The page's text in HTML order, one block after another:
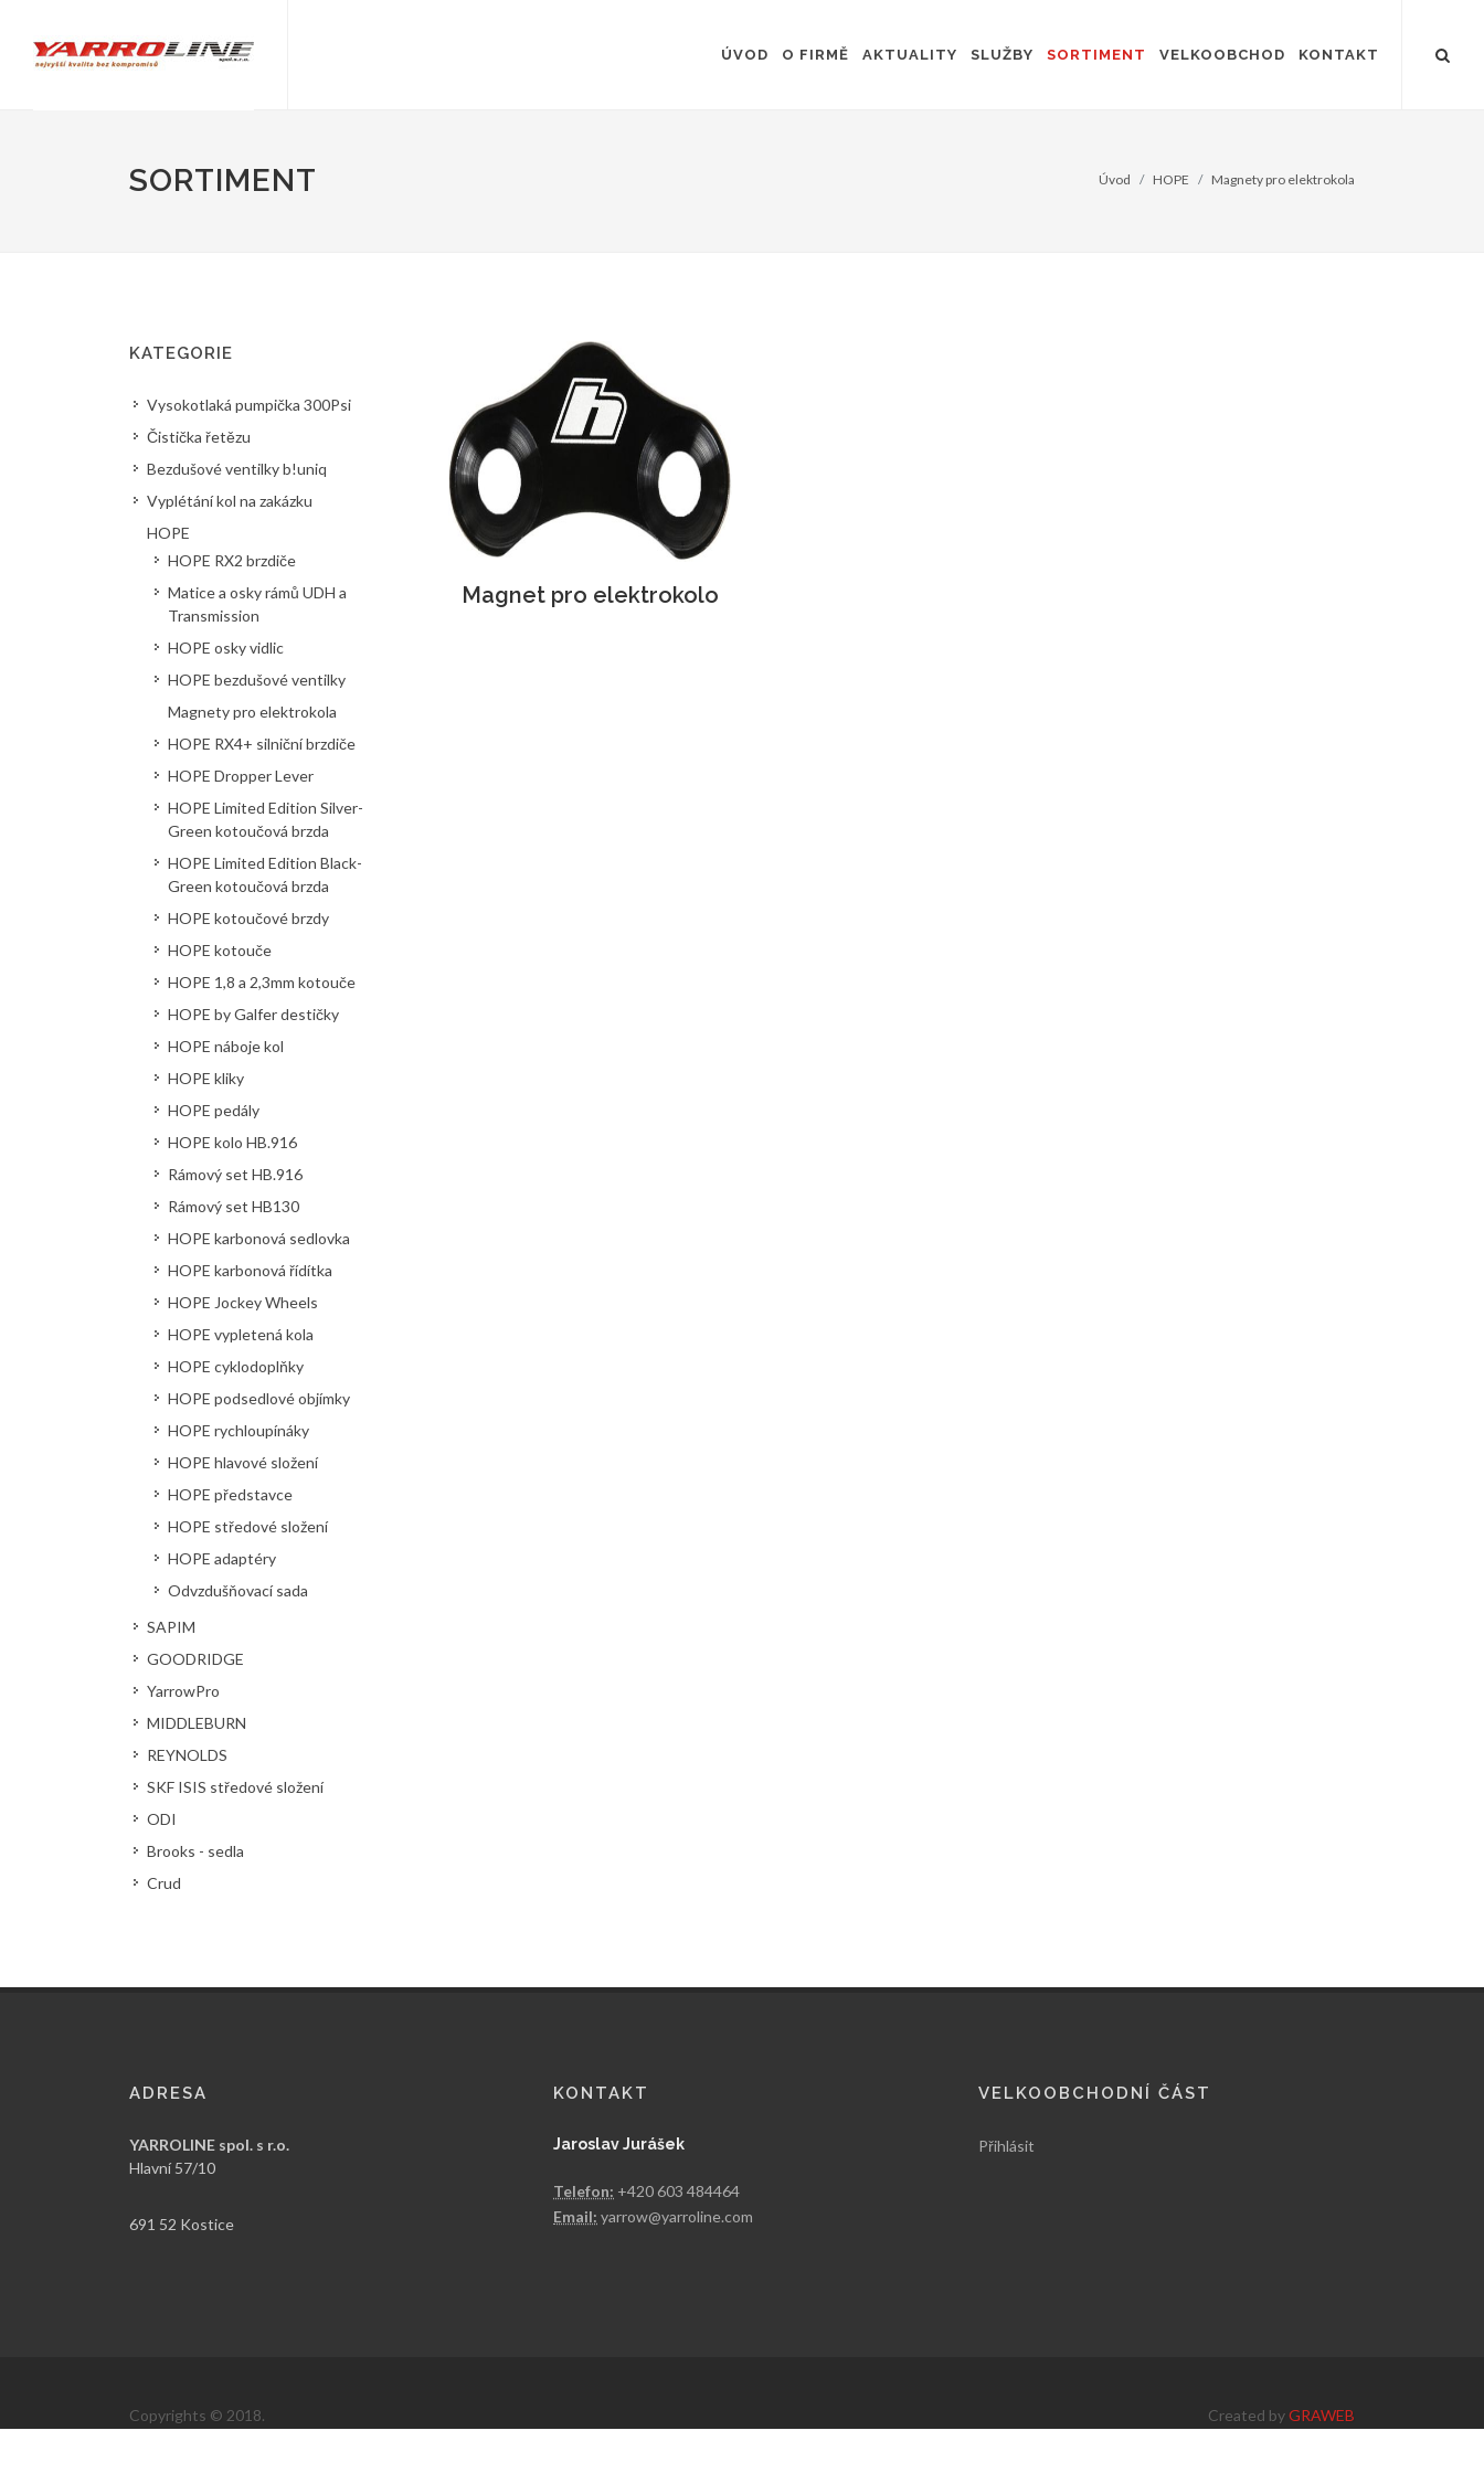
ÚVOD O FIRMĚ AKTUALITY SLUŽBY SORTIMENT VELKOOBCHOD KONTAKT
SORTIMENT Úvod HOPE Magnety pro elektrokola
Magnet pro elektrokolo
KATEGORIE
Vysokotlaká pumpička 300Psi
Čistička řetězu
Bezdušové ventilky b!uniq
Vyplétání kol na zakázku
HOPE
HOPE RX2 brzdiče
Matice a osky rámů UDH a
Transmission
HOPE osky vidlic
HOPE bezdušové ventilky
Magnety pro elektrokola
HOPE RX4+ silniční brzdiče
HOPE Dropper Lever
HOPE Limited Edition Silver-
Green kotoučová brzda
HOPE Limited Edition Black-
Green kotoučová brzda
HOPE kotoučové brzdy
HOPE kotouče
HOPE 1,8 a 2,3mm kotouče
HOPE by Galfer destičky
HOPE náboje kol
HOPE kliky
HOPE pedály
HOPE kolo HB.916
Rámový set HB.916
Rámový set HB130
HOPE karbonová sedlovka
HOPE karbonová řídítka
HOPE Jockey Wheels
HOPE vypletená kola
HOPE cyklodoplňky
HOPE podsedlové objímky
HOPE rychloupínáky
HOPE hlavové složení
HOPE představce
HOPE středové složení
HOPE adaptéry
Odvzdušňovací sada
SAPIM
GOODRIDGE
YarrowPro
MIDDLEBURN
REYNOLDS
SKF ISIS středové složení
ODI
Brooks - sedla
Crud
ADRESA
YARROLINE spol. s r.o.
Hlavní 57/10
691 52 Kostice
KONTAKT
Jaroslav Jurášek
Telefon: +420 603 484464
Email: yarrow@yarroline.com
VELKOOBCHODNÍ ČÁST
Přihlásit
Copyrights © 2018. Created byGRAWEB